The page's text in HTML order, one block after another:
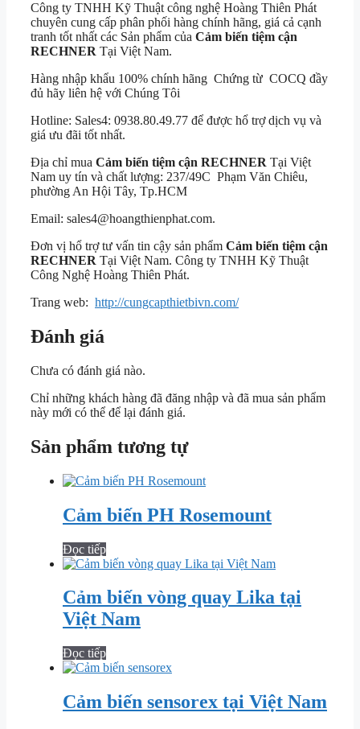
Công ty TNHH Kỹ Thuật công nghệ Hoàng Thiên Phát
chuyên cung cấp phân phối hàng chính hãng, giá cả cạnh
tranh tốt nhất các Sản phẩm của Cảm biến tiệm cận
RECHNER Tại Việt Nam.
Hàng nhập khẩu 100% chính hãng Chứng từ COCQ đầy
đủ hãy liên hệ với Chúng Tôi
Hotline: Sales4: 0938.80.49.77 để được hổ trợ dịch vụ và
giá ưu đãi tốt nhất.
Địa chỉ mua Cảm biến tiệm cận RECHNER Tại Việt
Nam uy tín và chất lượng: 237/49C Phạm Văn Chiêu,
phường An Hội Tây, Tp.HCM
Email: sales4@hoangthienphat.com.
Đơn vị hổ trợ tư vấn tin cậy sản phẩm Cảm biến tiệm cận
RECHNER Tại Việt Nam. Công ty TNHH Kỹ Thuật
Công Nghệ Hoàng Thiên Phát.
Trang web: http://cungcapthietbivn.com/
Đánh giá
Chưa có đánh giá nào.
Chỉ những khách hàng đã đăng nhập và đã mua sản phẩm
này mới có thể để lại đánh giá.
Sản phẩm tương tự
Cảm biến PH Rosemount
Đọc tiếp
Cảm biến vòng quay Lika tại
Việt Nam
Đọc tiếp
Cảm biến sensorex tại Việt Nam